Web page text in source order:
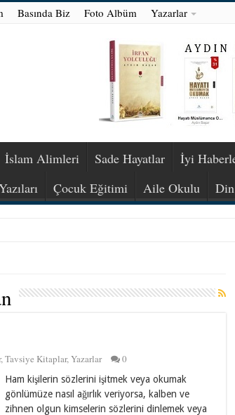
Basında Biz Foto Albüm Yazarlar
İslam Alimleri Sade Hayatlar İyi
Çocuk Eğitimi Aile Okulu
,Tavsiye Kitaplar,Yazarlar 0
Ham kişilerin sözlerini işitmek veya okumak
gönlümüze nasıl ağırlık veriyorsa, kalben ve
zihnen olgun kimselerin sözlerini dinlemek veya